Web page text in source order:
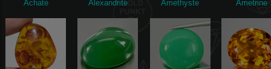
Achate Alexandrite Amethyste Ametrine